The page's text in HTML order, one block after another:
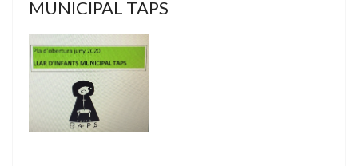
MUNICIPAL TAPS